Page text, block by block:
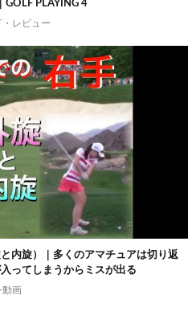
GOLF PLAYING 4
・レビュー
内旋）｜多くのアマチュアは切り返
ってしまうからミスが出る
動画